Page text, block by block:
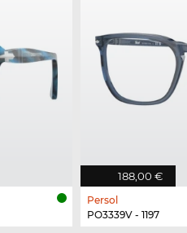
188,00 €
Persol
PO3339V - 1197